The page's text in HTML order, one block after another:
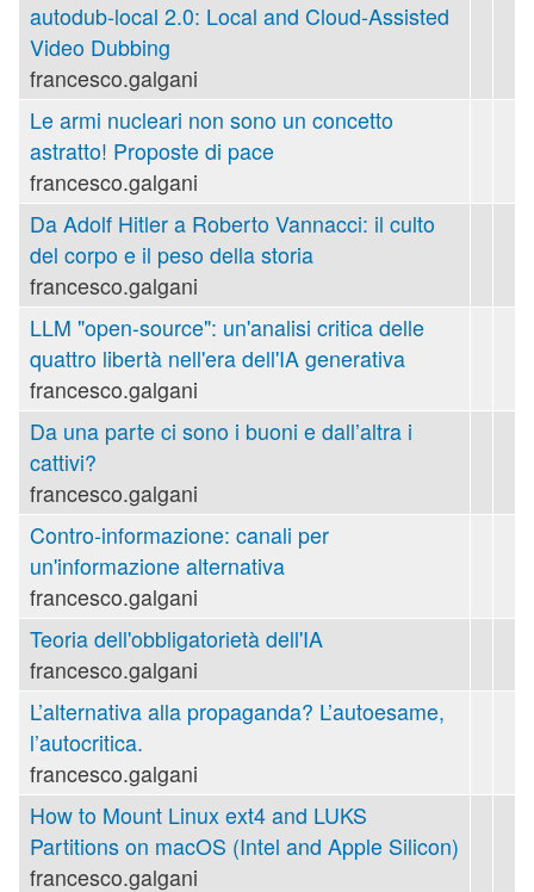
autodub-local 2.0: Local and Cloud-Assisted
Video Dubbing
francesco.galgani
Le armi nucleari non sono un concetto
astratto! Proposte di pace
francesco.galgani
Da Adolf Hitler a Roberto Vannacci: il culto
del corpo e il peso della storia
francesco.galgani
LLM "open-source": un'analisi critica delle
quattro libertà nell'era dell'IA generativa
francesco.galgani
Da una parte ci sono i buoni e dall’altra i
cattivi?
francesco.galgani
Contro-informazione: canali per
un'informazione alternativa
francesco.galgani
Teoria dell'obbligatorietà dell'IA
francesco.galgani
L’alternativa alla propaganda? L’autoesame,
l’autocritica.
francesco.galgani
How to Mount Linux ext4 and LUKS
Partitions on macOS (Intel and Apple Silicon)
francesco.galgani